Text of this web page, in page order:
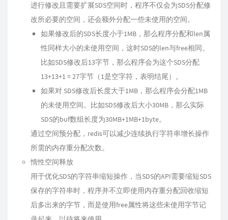
进行修改且需要扩展SDS空间时，程序不仅会为SDS分配修
改所必要的空间，还会额外分配一些未使用的空间。
如果修改后的SDS长度小于1MB，那么程序分配和len属
性同样大小的未使用空间，这时SDS的len与free相同。
比如SDS修改后13字节，那么程序会为这个SDS分配
13+13+1 = 27字节（1是空字符，表明结尾）。
如果对 SDS修改后长度大于1MB，那么程序会分配1MB
的未使用空间。比如SDS修改后大小30MB，那么实际
SDS的buf数组长度为30MB+1MB+1byte。
通过空间预分配，redis可以减少连续执行字符串增长操作
所需的内存重分配次数。
惰性空间释放
用于优化SDS的字符串缩短操作，当SDS的API需要缩短SDS
保存的字符串时，程序并不立即使用内存重分配回收缩短
后多出来的字节，而是使用free属性将这些未使用字节记